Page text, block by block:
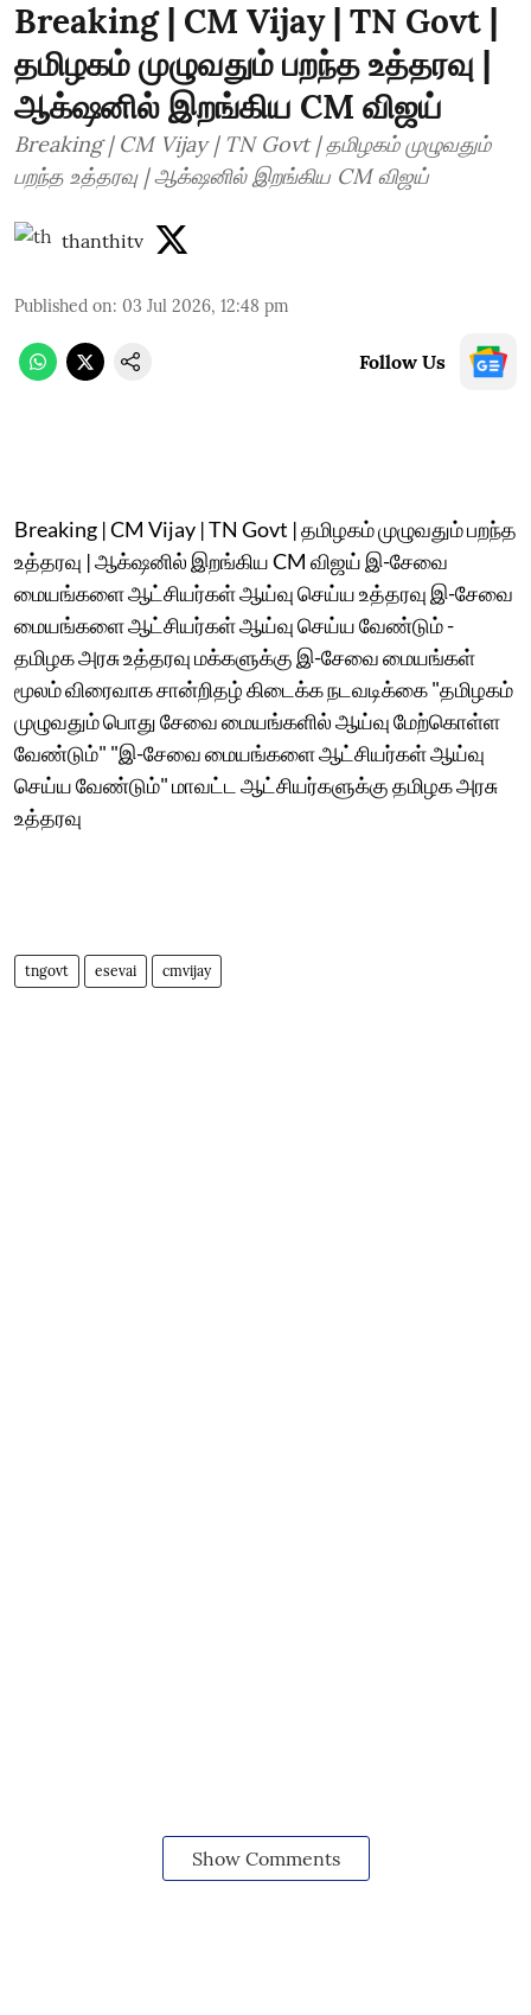
Breaking | CM Vijay | TN Govt |
தமிழகம் முழுவதும் பறந்த உத்தரவு |
ஆக்‌ஷனில் இறங்கிய CM விஜய்
Breaking | CM Vijay | TN Govt | தமிழகம் முழுவதும்
பறந்த உத்தரவு | ஆக்‌ஷனில் இறங்கிய CM விஜய்
thanthitv
Published on: 03 Jul 2026, 12:48 pm
Follow Us
Breaking | CM Vijay | TN Govt | தமிழகம் முழுவதும் பறந்த
உத்தரவு | ஆக்‌ஷனில் இறங்கிய CM விஜய் இ-சேவை
மையங்களை ஆட்சியர்கள் ஆய்வு செய்ய உத்தரவு இ-சேவை
மையங்களை ஆட்சியர்கள் ஆய்வு செய்ய வேண்டும் -
தமிழக அரசு உத்தரவு மக்களுக்கு இ-சேவை மையங்கள்
மூலம் விரைவாக சான்றிதழ் கிடைக்க நடவடிக்கை "தமிழகம்
முழுவதும் பொது சேவை மையங்களில் ஆய்வு மேற்கொள்ள
வேண்டும்" "இ-சேவை மையங்களை ஆட்சியர்கள் ஆய்வு
செய்ய வேண்டும்" மாவட்ட ஆட்சியர்களுக்கு தமிழக அரசு
உத்தரவு
tngovt esevai cmvijay
Show Comments